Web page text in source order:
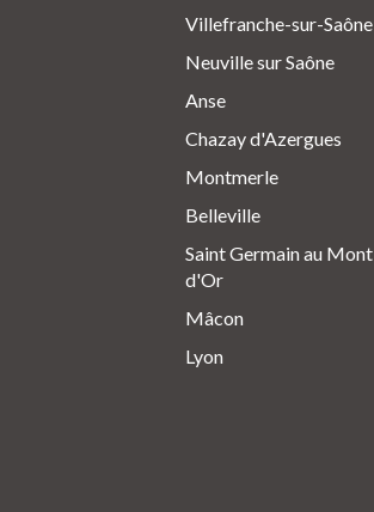
Villefranche-sur-Saône
Neuville sur Saône
Anse
Chazay d'Azergues
Montmerle
Belleville
Saint Germain au Mont
d'Or
Mâcon
Lyon